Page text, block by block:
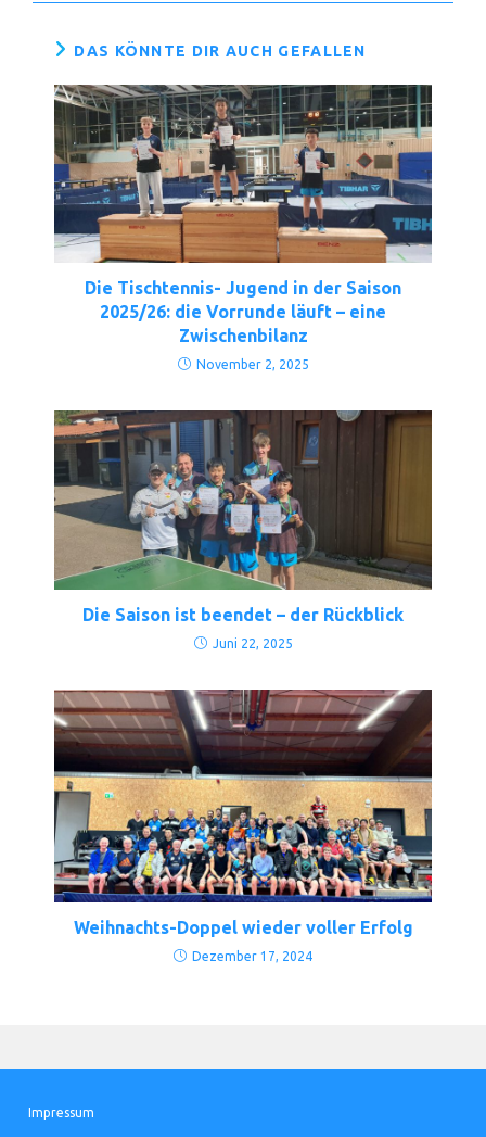
DAS KÖNNTE DIR AUCH GEFALLEN
Die Tischtennis- Jugend in der Saison
2025/26: die Vorrunde läuft – eine
Zwischenbilanz
November 2, 2025
Die Saison ist beendet – der Rückblick
Juni 22, 2025
Weihnachts-Doppel wieder voller Erfolg
Dezember 17, 2024
Impressum